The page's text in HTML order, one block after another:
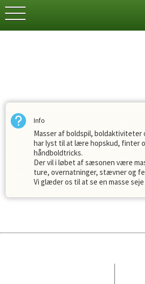
INDKOMNE FORSLAG TIL
17.04.2026
Info
Masser af boldspil, boldaktiviteter
har lyst til at lære hopskud, finter
håndboldtricks.
Der vil i løbet af sæsonen være
ture, overnatninger, stævner og
Vi glæder os til at se en masse